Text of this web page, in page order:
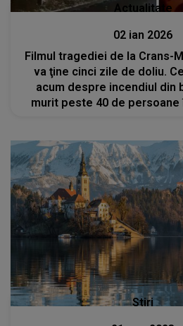
Actualitate
02 ian 2026
Filmul tragediei de la Crans-
va ţine cinci zile de doliu.
acum despre incendiul din
murit peste 40 de persoane
Stiri